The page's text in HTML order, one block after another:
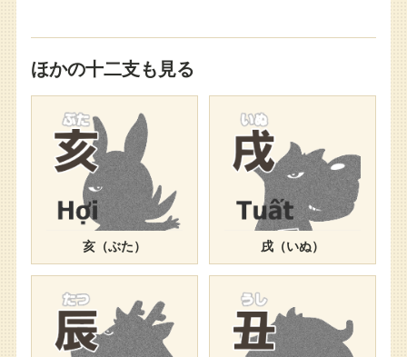
ほかの十二支も見る
亥（ぶた） 戌（いぬ）